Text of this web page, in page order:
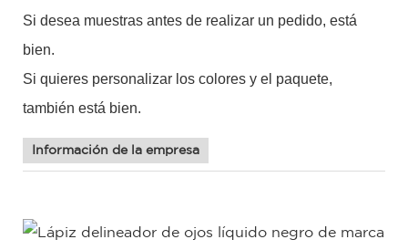
Si desea muestras antes de realizar un pedido, está
bien.
Si quieres personalizar los colores y el paquete,
también está bien.
Información de la empresa